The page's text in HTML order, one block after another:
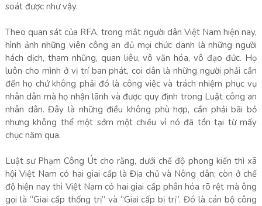
soát được như vậy.
Theo quan sát của RFA, trong mắt người dân Việt Nam hiện nay,
hình ảnh những viên công an đủ mọi chức danh là những người
hách dịch, tham nhũng, quan liêu, vô văn hóa, vô đạo đức. Họ
luôn cho mình ở vị trí ban phát, coi dân là những người phải cần
đến họ chứ không phải đó là công việc và trách nhiệm phục vụ
nhân dân mà họ nhận lãnh và được quy định trong Luật công an
nhân dân. Đây là những điều không phù hợp, cần phải bãi bỏ
nhưng không thể một sớm một chiều vì nó đã tồn tại từ mấy
chục năm qua.
Luật sư Phạm Công Út cho rằng, dưới chế độ phong kiến thì xã
hội Việt Nam có hai giai cấp là Địa chủ và Nông dân; còn ở chế
độ hiện nay thì Việt Nam có hai giai cấp phân hóa rõ rệt mà ông
gọi là “Giai cấp thống trị” và “Giai cấp bị trị”. Đó là cán bộ công